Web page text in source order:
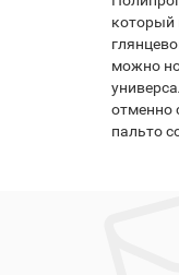
который
можно
отменно
пальто